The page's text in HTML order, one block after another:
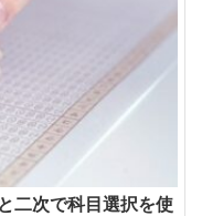
二次で科目選択を使